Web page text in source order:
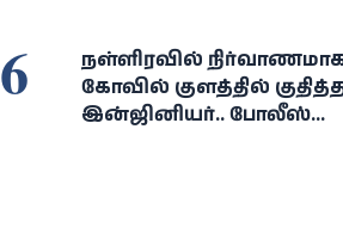
6
நள்ளிரவில் நிர்வாணமாக
கோவில் குளத்தில்
இன்ஜினியர்.. போலீஸ்